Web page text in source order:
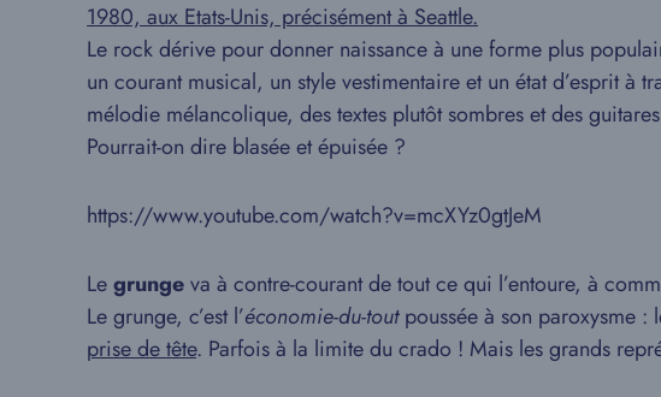
1980, aux Etats-Unis, précisément à Seattle.
Le rock dérive pour donner naissance à une forme plus
un courant musical, un style vestimentaire et un état d’esprit à
mélodie mélancolique, des textes plutôt sombres et des
Pourrait-on dire blasée et épuisée ?
https://www.youtube.com/watch?v=mcXYz0gtJeM
Legrungeva à contre-courant de tout ce qui l’entoure, à
Le grunge, c’est l’économie-du-toutpoussée à son paroxysme :
prise de tête. Parfois à la limite du crado ! Mais les grands